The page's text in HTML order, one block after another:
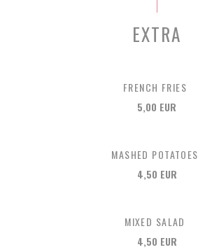
EXTRA
FRENCH FRIES
5,00 EUR
MASHED POTATOES
4,50 EUR
MIXED SALAD
4,50 EUR